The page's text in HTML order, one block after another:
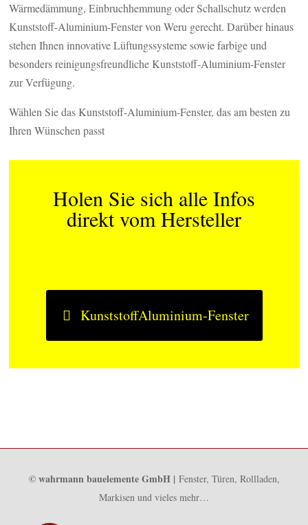
Wärmedämmung, Einbruchhemmung oder Schallschutz werden
Kunststoff-Aluminium-Fenster von Weru gerecht. Darüber hinaus
stehen Ihnen innovative Lüftungssysteme sowie farbige und
besonders reinigungsfreundliche Kunststoff-Aluminium-Fenster
zur Verfügung.
Wählen Sie das Kunststoff-Aluminium-Fenster, das am besten zu
Ihren Wünschen passt
Holen Sie sich alle Infos
direkt vom Hersteller
Kunststoff­Aluminium-­Fenster
© wahrmann bauelemente GmbH | Fenster, Türen, Rollladen,
Markisen und vieles mehr…